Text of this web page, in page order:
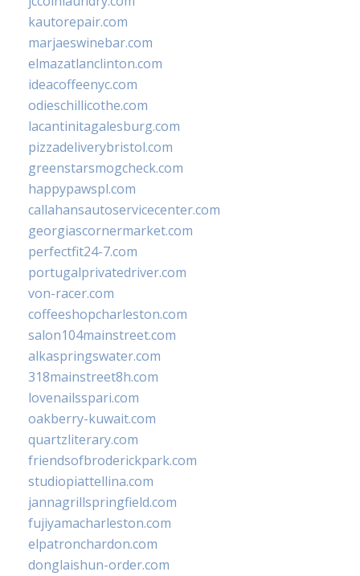
kautorepair.com
marjaeswinebar.com
elmazatlanclinton.com
ideacoffeenyc.com
odieschillicothe.com
lacantinitagalesburg.com
pizzadeliverybristol.com
greenstarsmogcheck.com
happypawspl.com
callahansautoservicecenter.com
georgiascornermarket.com
perfectfit24-7.com
portugalprivatedriver.com
von-racer.com
coffeeshopcharleston.com
salon104mainstreet.com
alkaspringswater.com
318mainstreet8h.com
lovenailsspari.com
oakberry-kuwait.com
quartzliterary.com
friendsofbroderickpark.com
studiopiattellina.com
jannagrillspringfield.com
fujiyamacharleston.com
elpatronchardon.com
donglaishun-order.com